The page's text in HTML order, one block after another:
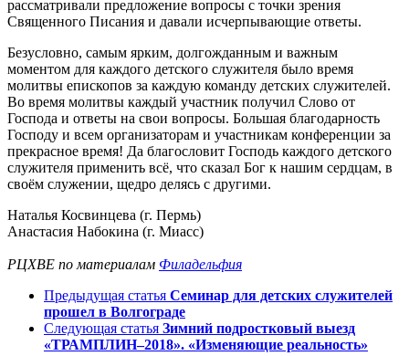
рассматривали предложение вопросы с точки зрения
Священного Писания и давали исчерпывающие ответы.
Безусловно, самым ярким, долгожданным и важным
моментом для каждого детского служителя было время
молитвы епископов за каждую команду детских служителей.
Во время молитвы каждый участник получил Слово от
Господа и ответы на свои вопросы. Большая благодарность
Господу и всем организаторам и участникам конференции за
прекрасное время! Да благословит Господь каждого детского
служителя применить всё, что сказал Бог к нашим сердцам, в
своём служении, щедро делясь с другими.
Наталья Косвинцева (г. Пермь)
Анастасия Набокина (г. Миасс)
РЦХВЕ по материалам Филадельфия
Предыдущая статья Семинар для детских служителей
прошел в Волгограде
Следующая статья Зимний подростковый выезд
«ТРАМПЛИН–2018». «Изменяющие реальность»